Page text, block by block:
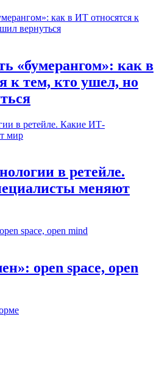
«бумерангом»: как в
к тем, кто ушел, но
в ретейле.
меняют
open space, open